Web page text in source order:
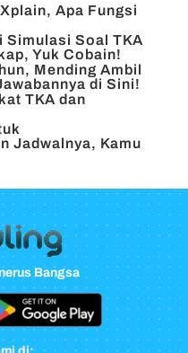
Apa Fungsi
Simulasi Soal TKA
Yuk Cobain!
Mending Ambil
di Sini!
TKA dan
Jadwalnya, Kamu
Bangsa